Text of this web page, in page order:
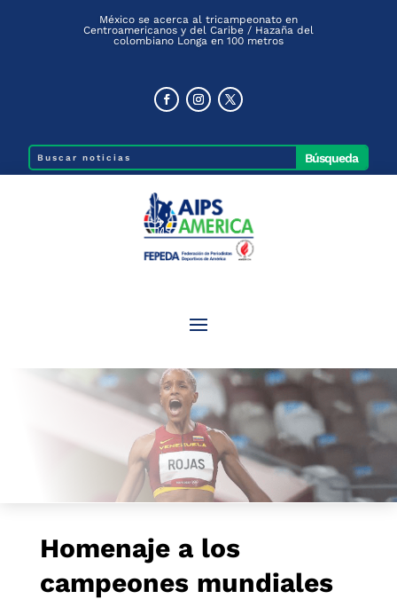
México se acerca al tricampeonato en
Centroamericanos y del Caribe / Hazaña del
colombiano Longa en 100 metros
Homenaje a los
campeones mundiales